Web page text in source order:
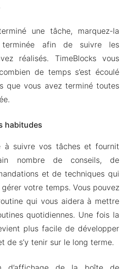
une tâche, marquez-la
terminée afin de suivre les
réalisés. TimeBlocks vous
de temps s’est écoulé
que vous avez terminé toutes
habitudes
à suivre vos tâches et fournit
nombre de conseils, de
et de techniques qui
votre temps. Vous pouvez
qui vous aidera à mettre
quotidiennes. Une fois la
plus facile de développer
de s’y tenir sur le long terme.